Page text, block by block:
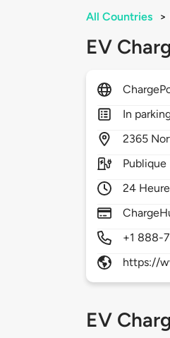
All Countries >
EV
In
2365
Publique
24
+1 888-
https://
EV